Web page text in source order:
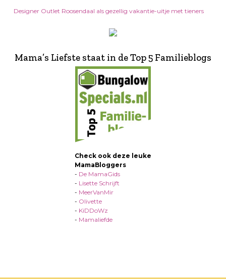
Designer Outlet Roosendaal als gezellig vakantie-uitje met tieners
Mama’s Liefste staat in de Top 5 Familieblogs
Check ook deze leuke
MamaBloggers
- De MamaGids
- Lisette Schrijft
- MeerVanMir
- Olivette
- KiDDoWz
- Mamaliefde